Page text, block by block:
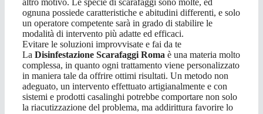
altro motivo. Le specie di scarafaggi sono molte, ed
ognuna possiede caratteristiche e abitudini differenti, e solo
un operatore competente sarà in grado di stabilire le
modalità di intervento più adatte ed efficaci.
Evitare le soluzioni improvvisate e fai da te
La Disinfestazione Scarafaggi Roma è una materia molto
complessa, in quanto ogni trattamento viene personalizzato
in maniera tale da offrire ottimi risultati. Un metodo non
adeguato, un intervento effettuato artigianalmente e con
sistemi e prodotti casalinghi potrebbe comportare non solo
la riacutizzazione del problema, ma addirittura favorire lo